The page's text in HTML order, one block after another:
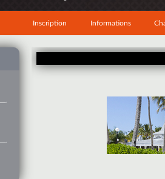
Inscription Informations